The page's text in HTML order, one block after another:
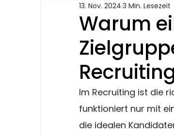
Warum
13. Nov. 2024 3 Min. Lesezeit
Im Recruiting ist die
funktioniert nur mit
die idealen